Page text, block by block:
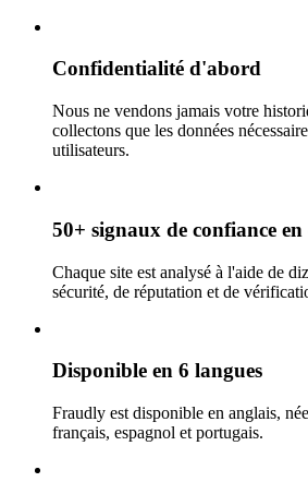
Confidentialité d'abord
Nous ne vendons jamais votre
collectons que les données
utilisateurs.
50+ signaux de confiance
Chaque site est analysé à l'aide de
sécurité, de réputation et de
Disponible en 6 langues
Fraudly est disponible en anglais,
français, espagnol et portugais.